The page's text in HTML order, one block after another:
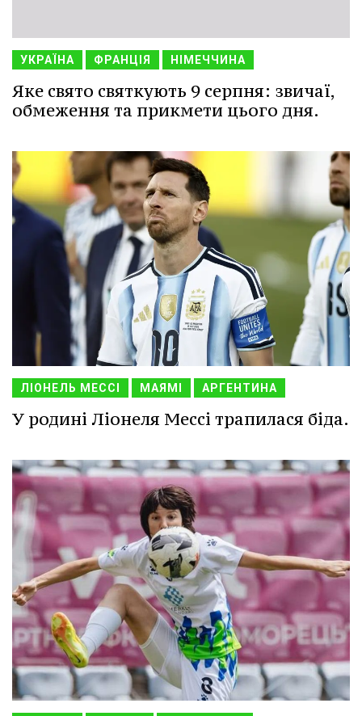
УКРАЇНА ФРАНЦІЯ НІМЕЧЧИНА
Яке свято святкують 9 серпня: звичаї,
обмеження та прикмети цього дня.
ЛІОНЕЛЬ МЕССІ МАЯМІ АРГЕНТИНА
У родині Ліонеля Мессі трапилася біда.